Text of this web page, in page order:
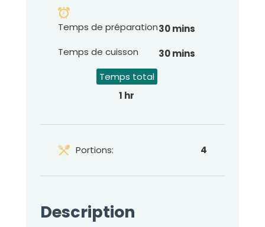
Temps de préparation30 mins
Temps de cuisson
30 mins
Temps total
1 hr
Portions: 4
Description